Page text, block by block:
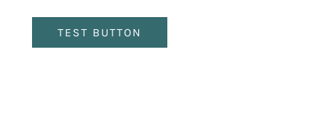
TEST BUTTON